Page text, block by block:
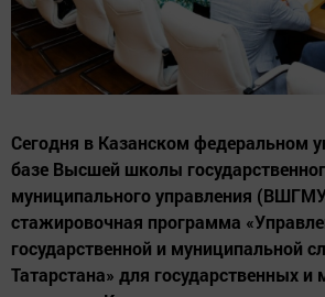
Сегодня в Казанском федеральном
базе Высшей школы
муниципального управления
стажировочная программа
государственной и муниципальной
Татарстана» для государственных